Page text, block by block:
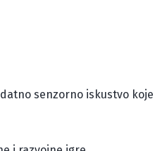
senzorno iskustvo